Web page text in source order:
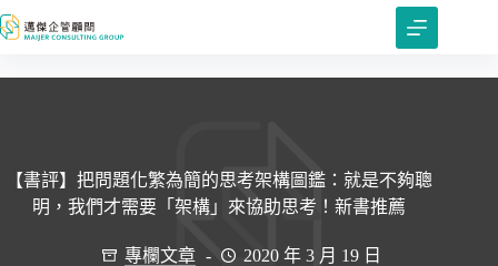
跳
至
【書評】把問題化繁為簡的思考架構圖鑑：就是不夠聰
明，我們才需要「架構」來協助思考！新書推薦
專欄文章 2020 年 3 月 19 日